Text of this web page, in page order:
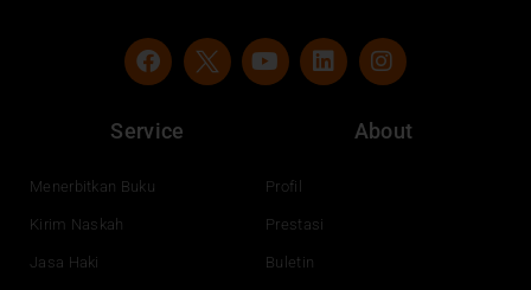
F
a
e
b
o
Y
o
e
L
i
n
I
n
t
a
Service
Menerbitkan Buku
Kirim Naskah
Jasa Haki
About
Profil
Prestasi
Buletin